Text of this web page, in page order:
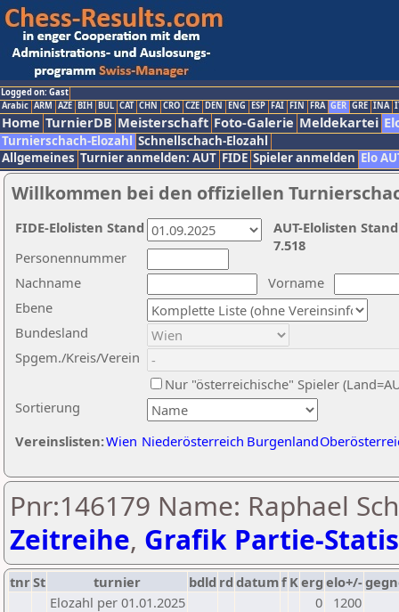
Logged on: Gast
Arabic ARM AZE BIH BUL CAT CHN CRO CZE DEN ENG ESP FAI FIN FRA GER GRE INA
Home TurnierDB Meisterschaft Foto-Galerie Meldekartei
Turnierschach-Elozahl Schnellschach-Elozahl
Allgemeines Turnier anmelden: AUT FIDE Spieler anmelden Elo
Willkommen bei den offiziellen
Nachname
Vorname
Ebene
Sortierung
Personennummer
Bundesland
Spgem./Kreis/Verein
Nur "österreichische" Spieler
Vereinslisten:Wien Niederösterreich Burgenland
AUT-Elolisten
7.518
FIDE-Elolisten Stand
Pnr:146179 Name: Raphael
Zeitreihe, Grafik Partie-
tnrSt turnier bdld rd datumf Kerg elo+/-
Elozahl per 01.01.2025
0
1200